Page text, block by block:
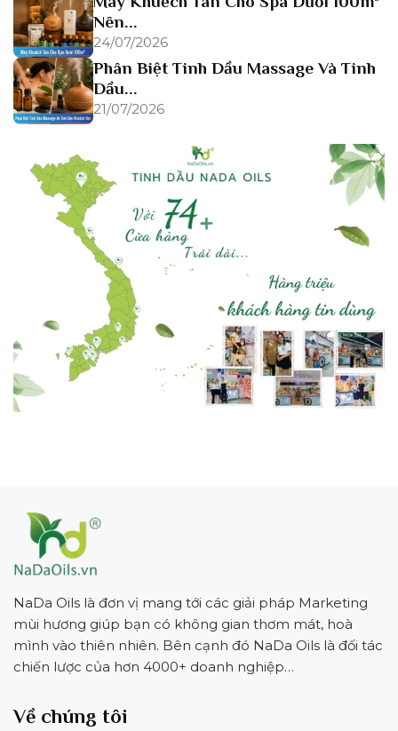
Nên...
24/07/2026
Phân Biệt Tinh Dầu Massage Và Tinh
Dầu...
21/07/2026
NaDa Oils là đơn vị mang tới các giải pháp Marketing
mùi hương giúp bạn có không gian thơm mát, hoà
mình vào thiên nhiên. Bên cạnh đó NaDa Oils là đối tác
chiến lược của hơn 4000+ doanh nghiệp…
Về chúng tôi